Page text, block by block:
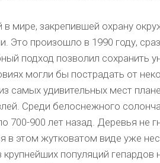
в мире, закрепившей охрану
Это произошло в 1990 году,
подход позволил сохранить
могли бы пострадать от
самых удивительных мест
Среди белоснежного
700-900 лет назад. Деревья не
в этом жутковатом виде уже
популяций